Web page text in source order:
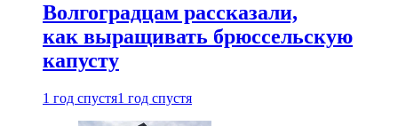
Волгоградцам рассказали,
как выращивать брюссельскую
капусту
1 год спустя1 год спустя